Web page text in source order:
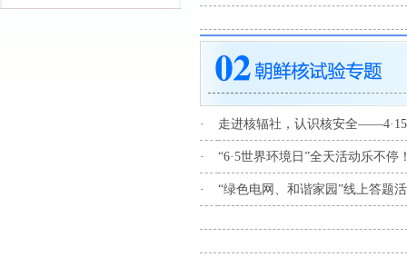
· 走进核辐社，认识核安全
· “6·5世界环境日”全天活动乐不停
· “绿色电网、和谐家园”线上答题